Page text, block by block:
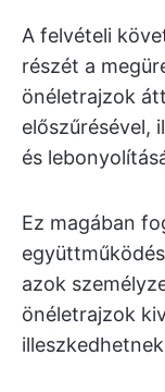
A felvételi
részét a
önéletrajzok
előszűrésével,
és
Ez magában
azok
önéletrajzok